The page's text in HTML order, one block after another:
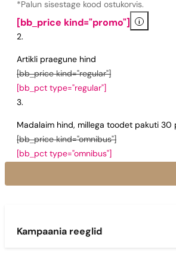
*Palun sisestage kood ostukorvis.
[bb_price kind="promo"] i
Artikli praegune hind
[bb_price kind="regular"]
[bb_pct type="regular"]
Madalaim hind, millega toodet pakuti 30
[bb_price kind="omnibus"]
[bb_pct type="omnibus"]
Kampaania reeglid